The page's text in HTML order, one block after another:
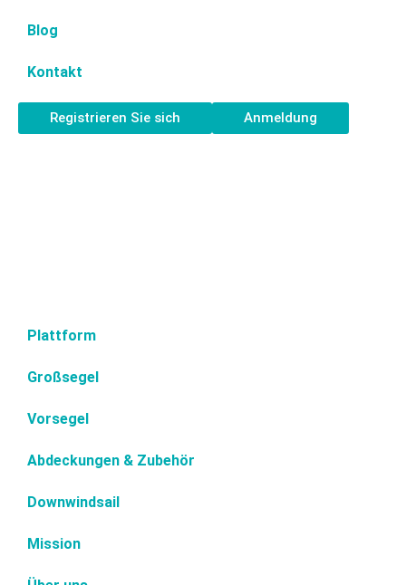
Blog
Kontakt
Registrieren Sie sich Anmeldung
Plattform
Großsegel
Vorsegel
Abdeckungen & Zubehör
Downwindsail
Mission